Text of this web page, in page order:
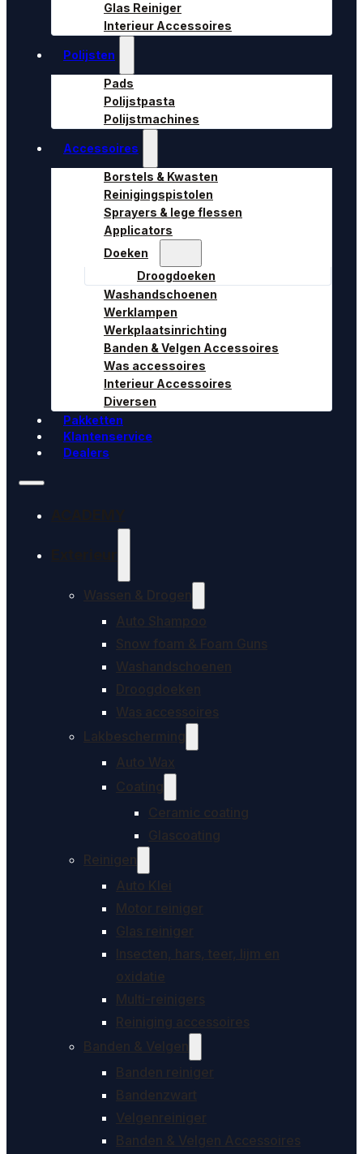
Glas Reiniger
Interieur Accessoires
Polijsten
Pads
Polijstpasta
Polijstmachines
Accessoires
Borstels & Kwasten
Reinigingspistolen
Sprayers & lege flessen
Applicators
Doeken
Droogdoeken
Washandschoenen
Werklampen
Werkplaatsinrichting
Banden & Velgen Accessoires
Was accessoires
Interieur Accessoires
Diversen
Pakketten
Klantenservice
Dealers
Wassen & Drogen
Auto Shampoo
Snow foam & Foam Guns
Washandschoenen
Droogdoeken
Was accessoires
Lakbescherming
Auto Wax
Coating
Ceramic coating
Glascoating
Reinigen
Auto Klei
Motor reiniger
Glas reiniger
Insecten, hars, teer, lijm en
oxidatie
Multi-reinigers
Reiniging accessoires
Banden & Velgen
Banden reiniger
Bandenzwart
Velgenreiniger
Banden & Velgen Accessoires